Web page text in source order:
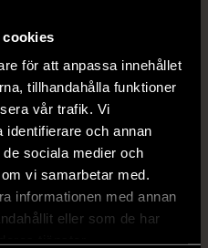
cookies
för att anpassa innehållet
tillhandahålla funktioner
vår trafik. Vi
identifierare och annan
sociala medier och
vi samarbetar med.
informationen med annan
eller som de har
1/5